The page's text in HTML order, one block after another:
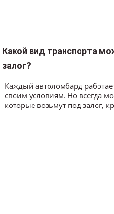
Какой вид транспорта
залог?
Каждый автоломбард
своим условиям. Но всегда
которые возьмут под залог,